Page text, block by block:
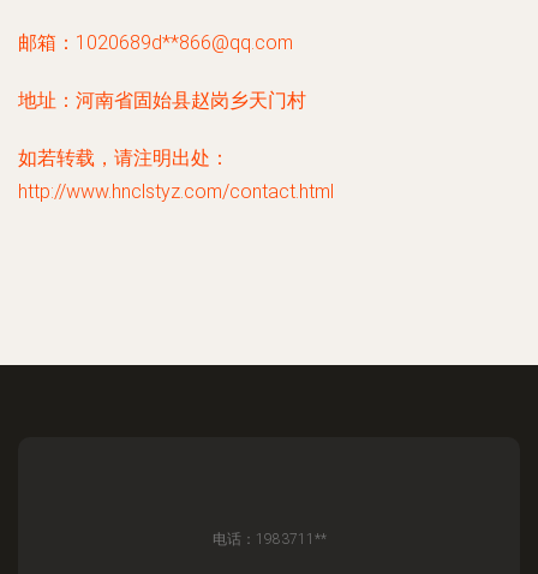
邮箱：1020689d**866@qq.com
地址：河南省固始县赵岗乡天门村
如若转载，请注明出处：
http://www.hnclstyz.com/contact.html
电话：1983711**